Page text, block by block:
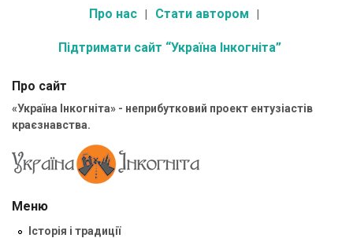
Про нас Стати автором
Підтримати сайт “Україна Інкогніта”
Про сайт
«Україна Інкогніта» - неприбутковий проект ентузіастів
краєзнавства.
Меню
Історія і традиції